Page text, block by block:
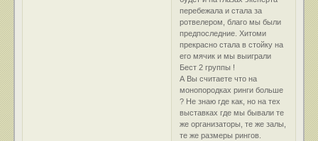
перебежала и стала за
ротвелером, благо мы были
предпоследние. Хитоми
прекрасно стала в стойку на
его мячик и мы выиграли
Бест 2 группы !
А Вы считаете что на
монопородках ринги больше
? Не знаю где как, но на тех
выставках где мы бывали те
же организаторы, те же залы,
те же размеры рингов.